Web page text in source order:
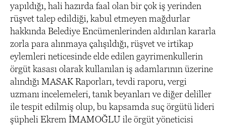
yapıldığı, hali hazırda faal olan bir çok iş yerinden
rüşvet talep edildiği, kabul etmeyen mağdurlar
hakkında Belediye Encümenlerinden aldırılan kararla
zorla para alınmaya çalışıldığı, rüşvet ve irtikap
eylemleri neticesinde elde edilen gayrimenkullerin
örgüt kasası olarak kullanılan iş adamlarının üzerine
alındığı MASAK Raporları, tevdi raporu, vergi
uzmanı incelemeleri, tanık beyanları ve diğer deliller
ile tespit edilmiş olup, bu kapsamda suç örgütü lideri
şüpheli Ekrem İMAMOĞLU ile örgüt yöneticisi